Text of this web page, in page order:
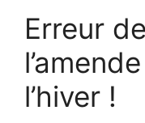
Erreur
l’hiver !